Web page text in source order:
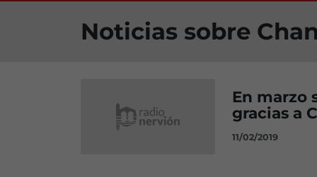
Noticias sobre
En marzo
gracias a
11/02/2019